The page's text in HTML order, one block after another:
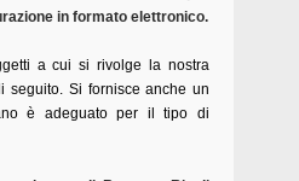
in formato elettronico.
a cui si rivolge la nostra
seguito. Si fornisce anche un
è adeguato per il tipo di